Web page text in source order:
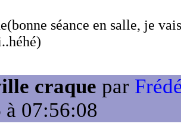
séance en salle, je
craque par
07:56:08